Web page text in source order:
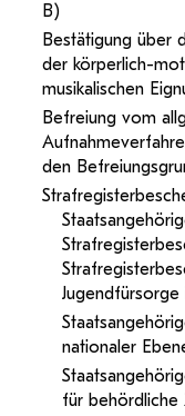
B)
Bestätigung über
der körperlich-
musikalischen
Befreiung vom
den
nationaler
für behördliche